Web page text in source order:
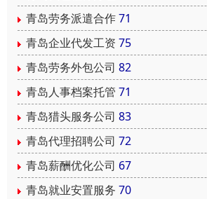
青岛劳务派遣合作71
青岛企业代发工资 75
青岛劳务外包公司 82
青岛人事档案托管 71
青岛猎头服务公司 83
青岛代理招聘公司 72
青岛薪酬优化公司 67
青岛就业安置服务 70